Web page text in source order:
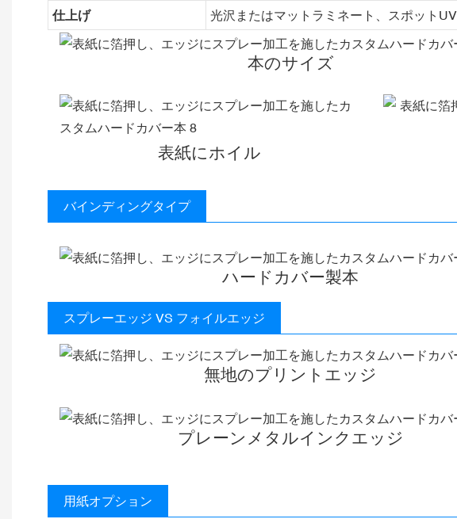
仕上げ 光沢またはマットラミネート、スポット
本のサイズ
表紙にホイル
バインディングタイプ
ハードカバー製本
スプレーエッジ VS フォイルエッジ
無地のプリントエッジ
プレーンメタルインクエッジ
用紙オプション